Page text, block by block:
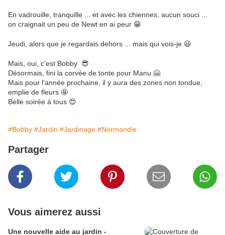
En vadrouille, tranquille ... et avec les chiennes, aucun souci ...
on craignait un peu de Newt en ai peur 😁
Jeudi, alors que je regardais dehors ... mais qui vois-je 😃
Mais, oui, c'est Bobby 😎
Désormais, fini la corvée de tonte pour Manu 🤗
Mais pour l'année prochaine, il y aura des zones non tondue,
emplie de fleurs 🤩
Belle soirée à tous 😍
#Bobby #Jardin #Jardinage #Normandie
Partager
Vous aimerez aussi
Une nouvelle aide au jardin -